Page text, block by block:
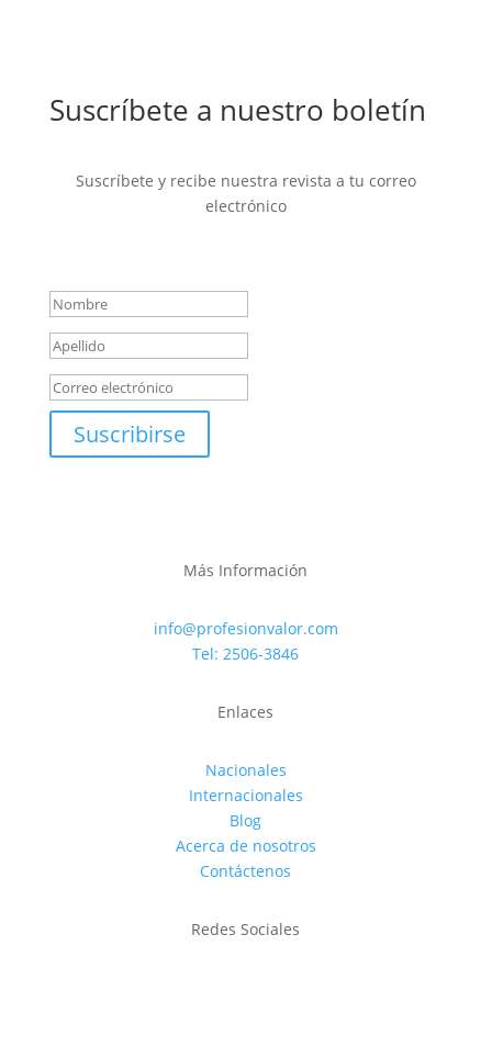
Suscríbete a nuestro boletín
Suscríbete y recibe nuestra revista a tu correo
electrónico
Suscribirse
Más Información
info@profesionvalor.com
Tel: 2506-3846
Enlaces
Nacionales
Internacionales
Blog
Acerca de nosotros
Contáctenos
Redes Sociales